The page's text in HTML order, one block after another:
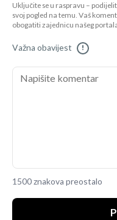
Uključite se u raspravu –
svoj pogled na temu. Vaš
obogatiti zajednicu našeg
Važna obavijest !
1500 znakova preostalo